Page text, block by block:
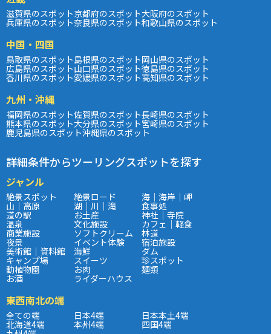
滋賀県のスポット京都府のスポット大阪府のスポット
兵庫県のスポット奈良県のスポット和歌山県のスポット
中国・四国
鳥取県のスポット島根県のスポット岡山県のスポット
広島県のスポット山口県のスポット徳島県のスポット
香川県のスポット愛媛県のスポット高知県のスポット
九州・沖縄
福岡県のスポット佐賀県のスポット長崎県のスポット
熊本県のスポット大分県のスポット宮崎県のスポット
鹿児島県のスポット沖縄県のスポット
詳細条件からツーリングスポットを探す
ジャンル
絶景スポット 絶景ロード 海｜海岸｜岬
山｜高原 湖｜川｜滝 食事処
道の駅 お土産 神社｜寺院
温泉 文化施設 カフェ｜軽食
商業施設 ソフトクリーム 林道
夜景 イベント体験 宿泊施設
美術館｜資料館 海鮮 ダム
キャンプ場 スイーツ 珍スポット
動植物園 お肉 麺類
お酒 ライダーハウス
東西南北の端
全ての端 日本4端 日本本土4端
北海道4端 本州4端 四国4端